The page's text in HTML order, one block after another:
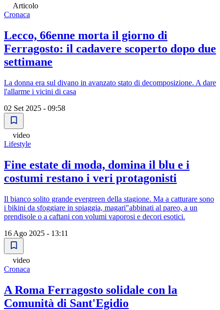
Articolo
Cronaca
Lecco, 66enne morta il giorno di
Ferragosto: il cadavere scoperto dopo due
settimane
La donna era sul divano in avanzato stato di decomposizione. A dare
l'allarme i vicini di casa
02 Set 2025 - 09:58
video
Lifestyle
Fine estate di moda, domina il blu e i
costumi restano i veri protagonisti
Il bianco solito grande evergreen della stagione. Ma a catturare sono
i bikini da sfoggiare in spiaggia, magari"abbinati al pareo, a un
prendisole o a caftani con volumi vaporosi e decori esotici.
16 Ago 2025 - 13:11
video
Cronaca
A Roma Ferragosto solidale con la
Comunità di Sant'Egidio